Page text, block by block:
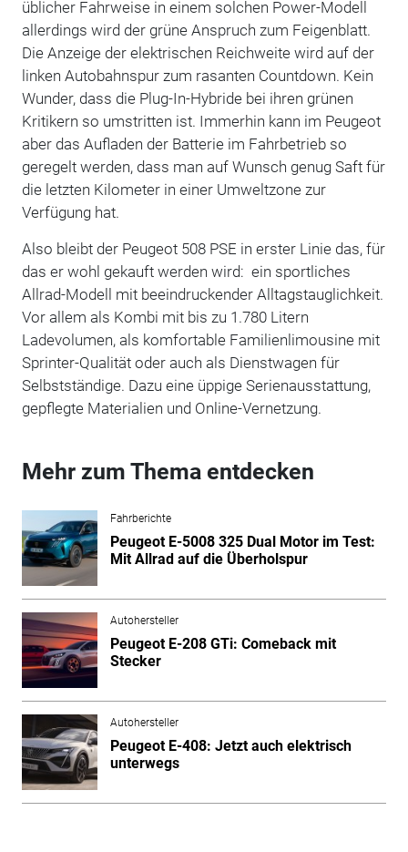
üblicher Fahrweise in einem solchen Power-Modell
allerdings wird der grüne Anspruch zum Feigenblatt.
Die Anzeige der elektrischen Reichweite wird auf der
linken Autobahnspur zum rasanten Countdown. Kein
Wunder, dass die Plug-In-Hybride bei ihren grünen
Kritikern so umstritten ist. Immerhin kann im Peugeot
aber das Aufladen der Batterie im Fahrbetrieb so
geregelt werden, dass man auf Wunsch genug Saft für
die letzten Kilometer in einer Umweltzone zur
Verfügung hat.
Also bleibt der Peugeot 508 PSE in erster Linie das, für
das er wohl gekauft werden wird: ein sportliches
Allrad-Modell mit beeindruckender Alltagstauglichkeit.
Vor allem als Kombi mit bis zu 1.780 Litern
Ladevolumen, als komfortable Familienlimousine mit
Sprinter-Qualität oder auch als Dienstwagen für
Selbstständige. Dazu eine üppige Serienausstattung,
gepflegte Materialien und Online-Vernetzung.
Mehr zum Thema entdecken
Fahrberichte
Peugeot E-5008 325 Dual Motor im Test:
Mit Allrad auf die Überholspur
Autohersteller
Peugeot E-208 GTi: Comeback mit
Stecker
Autohersteller
Peugeot E-408: Jetzt auch elektrisch
unterwegs